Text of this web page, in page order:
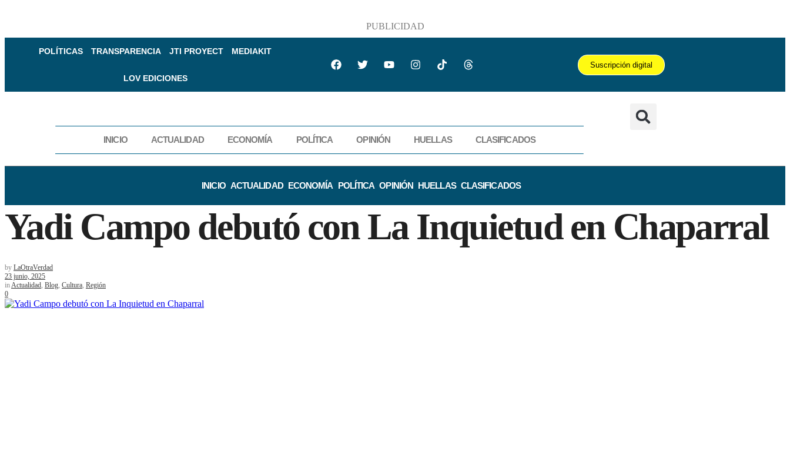
PUBLICIDAD
POLÍTICAS TRANSPARENCIA JTI PROYECT MEDIAKIT
LOV EDICIONES
Suscripción digital
INICIO ACTUALIDAD ECONOMÍA POLÍTICA OPINIÓN HUELLAS CLASIFICADOS
INICIO ACTUALIDAD ECONOMÍA POLÍTICA OPINIÓN HUELLAS CLASIFICADOS
Yadi Campo debutó con La Inquietud en Chaparral
by LaOtraVerdad
23 junio, 2025
in Actualidad Blog Cultura Región
0